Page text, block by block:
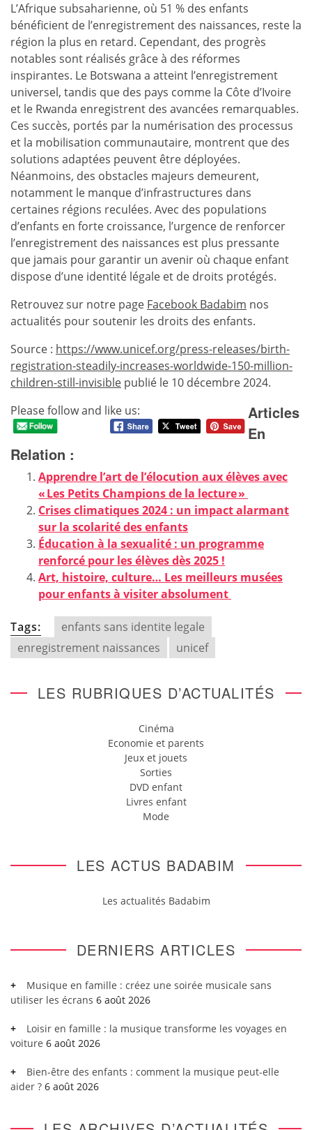
L’Afrique subsaharienne, où 51 % des enfants
bénéficient de l’enregistrement des naissances, reste la
région la plus en retard. Cependant, des progrès
notables sont réalisés grâce à des réformes
inspirantes. Le Botswana a atteint l’enregistrement
universel, tandis que des pays comme la Côte d’Ivoire
et le Rwanda enregistrent des avancées remarquables.
Ces succès, portés par la numérisation des processus
et la mobilisation communautaire, montrent que des
solutions adaptées peuvent être déployées.
Néanmoins, des obstacles majeurs demeurent,
notamment le manque d’infrastructures dans
certaines régions reculées. Avec des populations
d’enfants en forte croissance, l’urgence de renforcer
l’enregistrement des naissances est plus pressante
que jamais pour garantir un avenir où chaque enfant
dispose d’une identité légale et de droits protégés.
Retrouvez sur notre page Facebook Badabim nos
actualités pour soutenir les droits des enfants.
Source : https://www.unicef.org/press-releases/birth-
registration-steadily-increases-worldwide-150-million-
children-still-invisible publié le 10 décembre 2024.
Please follow and like us:
Articles
En
Relation :
Apprendre l’art de l’élocution aux élèves avec
« Les Petits Champions de la lecture »
Crises climatiques 2024 : un impact alarmant
sur la scolarité des enfants
Éducation à la sexualité : un programme
renforcé pour les élèves dès 2025 !
Art, histoire, culture… Les meilleurs musées
pour enfants à visiter absolument
Tags:
enfants sans identite legale
enregistrement naissances
unicef
LES RUBRIQUES D’ACTUALITÉS
Cinéma
Economie et parents
Jeux et jouets
Sorties
DVD enfant
Livres enfant
Mode
LES ACTUS BADABIM
Les actualités Badabim
DERNIERS ARTICLES
Musique en famille : créez une soirée musicale sans
utiliser les écrans 6 août 2026
Loisir en famille : la musique transforme les voyages en
voiture 6 août 2026
Bien-être des enfants : comment la musique peut-elle
aider ? 6 août 2026